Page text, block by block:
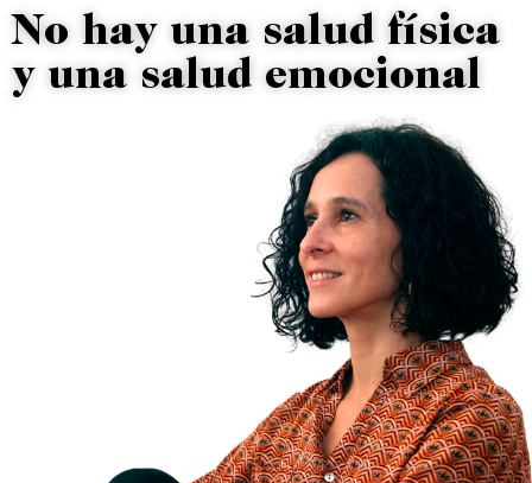
No hay una salud física
y una salud emocional